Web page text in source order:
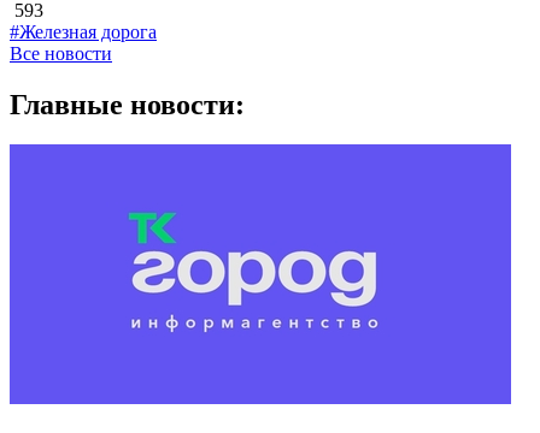
593
#Железная дорога
Все новости
Главные новости: